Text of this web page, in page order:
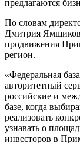
предлагаются
По словам
Дмитрия
продвижения
регион.
«Федеральная
авторитетный
российские и
базе, когда
реализовать
узнавать о
инвесторов в